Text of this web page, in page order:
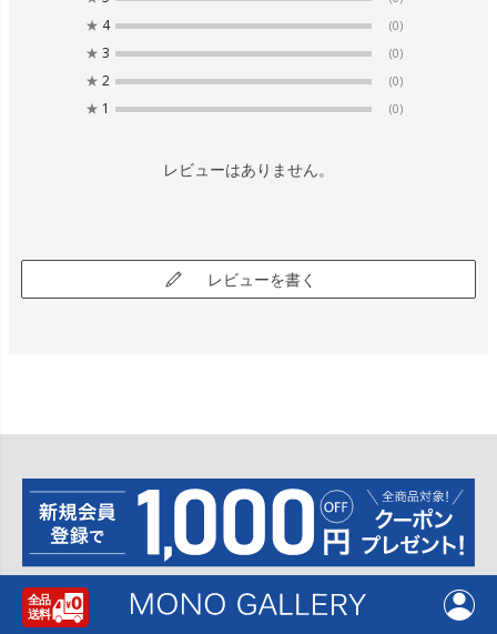
★ 4 (0)
★ 3 (0)
★ 2 (0)
★ 1 (0)
レビューはありません。
レビューを書く